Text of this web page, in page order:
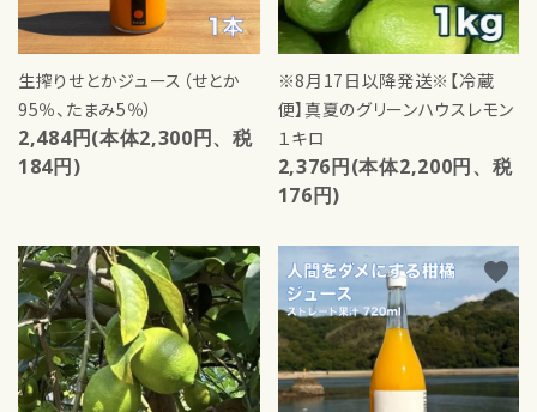
生搾りせとかジュース（せとか
95％、たまみ5％）
2,484円(本体2,300円、税
184円)
※8月17日以降発送※【冷蔵
便】真夏のグリーンハウスレモン
１キロ
2,376円(本体2,200円、税
176円)
favorite favorite